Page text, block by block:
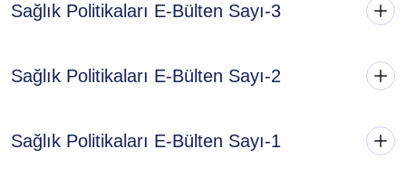
Sağlık Politikaları E-Bülten Sayı-3
Sağlık Politikaları E-Bülten Sayı-2
Sağlık Politikaları E-Bülten Sayı-1